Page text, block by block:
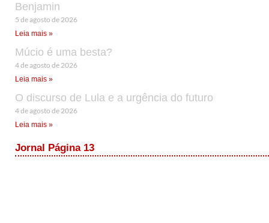
Benjamin
5 de agosto de 2026
Leia mais »
Múcio é uma besta?
4 de agosto de 2026
Leia mais »
O discurso de Lula e a urgência do futuro
4 de agosto de 2026
Leia mais »
Jornal Página 13